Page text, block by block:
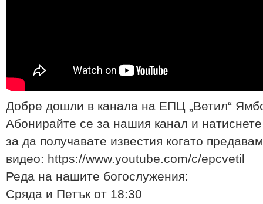
Добре дошли в канала на ЕПЦ „Ветил“
Абонирайте се за нашия канал и
за да получавате известия когато
видео: https://www.youtube.com/c/epcvetil
Реда на нашите богослyжения:
Сряда и Петък от 18:30